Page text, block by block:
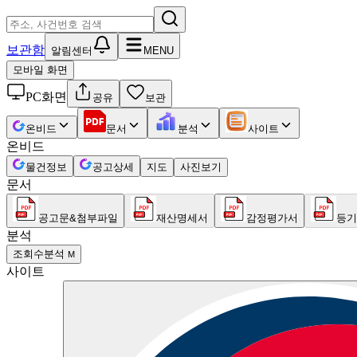
보관함 알림센터
MENU
모바일 화면
PC화면 공유 보관
온비드 문서 분석 사이트
온비드
물건정보 공고상세 지도 사진보기
문서
공고문&첨부파일 재산명세서 감정평가서 등
분석
조회수분석 M
사이트